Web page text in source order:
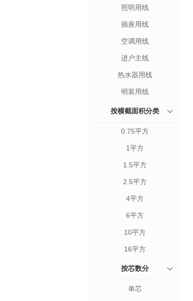
照明用线
插座用线
空调用线
进户主线
热水器用线
明装用线
按横截面积分类
0.75平方
1平方
1.5平方
2.5平方
4平方
6平方
10平方
16平方
按芯数分
单芯